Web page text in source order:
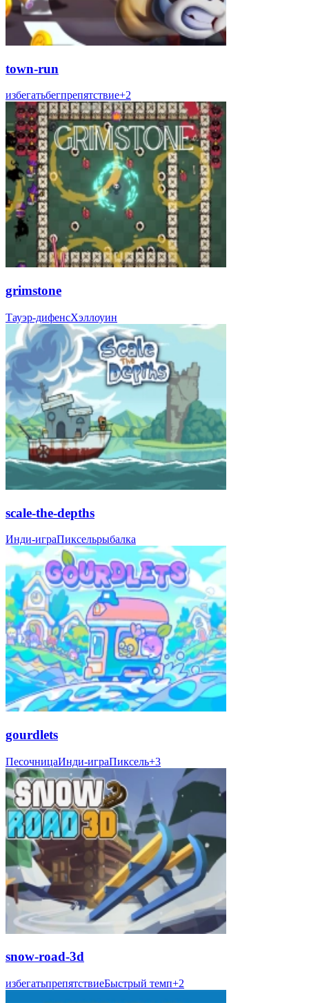
town-run
избегатьбегпрепятствие+2
grimstone
Тауэр-дифенсХэллоуин
scale-the-depths
Инди-играПиксельрыбалка
gourdlets
ПесочницаИнди-играПиксель+3
snow-road-3d
избегатьпрепятствиеБыстрый темп+2